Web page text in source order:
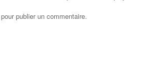
pour publier un commentaire.